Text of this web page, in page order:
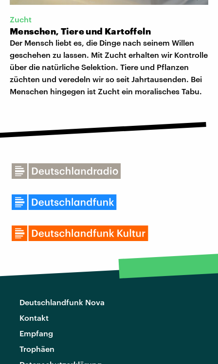
Zucht
Menschen, Tiere und Kartoffeln
Der Mensch liebt es, die Dinge nach seinem Willen
geschehen zu lassen. Mit Zucht erhalten wir Kontrolle
über die natürliche Selektion. Tiere und Pflanzen
züchten und veredeln wir so seit Jahrtausenden. Bei
Menschen hingegen ist Zucht ein moralisches Tabu.
Deutschlandfunk Nova
Kontakt
Empfang
Trophäen